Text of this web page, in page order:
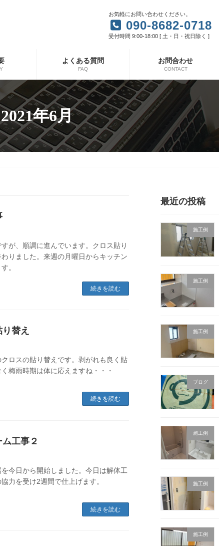
お気軽にお問い合わせください。
090-8682-0718
受付時間 9:00-18:00 [ 土・日・祝日除く ]
よくある質問
FAQ
お問合わせ
CONTACT
2021年6月
が、順調に進んでいます。クロス貼り
りました。来週の月曜日からキッチン
。
続きを読む
替え
ロスの貼り替えです。剥がれも良く貼
梅雨時期は体に応えますね・・・
続きを読む
工事２
今日から開始しました。今日は解体工
力を受け2週間で仕上げます。
続きを読む
最近の投稿
施工例
施工例
施工例
ブログ
施工例
施工例
施工例